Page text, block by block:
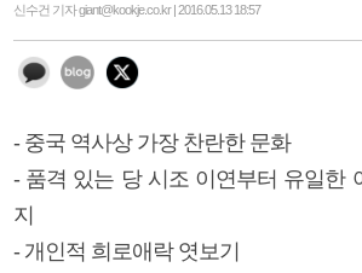
신수건 기자 giant@kookje.co.kr | 2016.05.13 18:57
- 중국 역사상 가장 찬란한 문화
- 품격 있는 당 시조 이연부터 유일한
지
- 개인적 희로애락 엿보기